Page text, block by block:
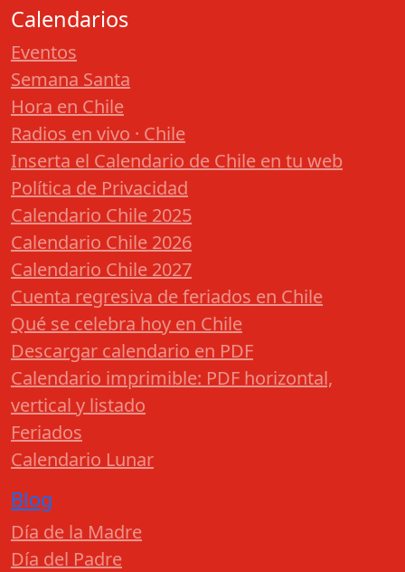
Calendarios
Eventos
Semana Santa
Hora en Chile
Radios en vivo · Chile
Inserta el Calendario de Chile en tu web
Política de Privacidad
Calendario Chile 2025
Calendario Chile 2026
Calendario Chile 2027
Cuenta regresiva de feriados en Chile
Qué se celebra hoy en Chile
Descargar calendario en PDF
Calendario imprimible: PDF horizontal,
vertical y listado
Feriados
Calendario Lunar
Blog
Día de la Madre
Día del Padre